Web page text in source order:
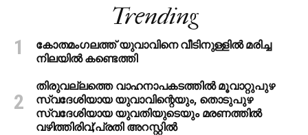
Trending
കോതമംഗലത്ത് യുവാവിനെ വീടിനുള്ളിൽ മരിച്ച
നിലയിൽ കണ്ടെത്തി
തിരുവല്ലത്തെ വാഹനാപകടത്തില്‍ മൂവാറ്റുപുഴ
സ്വദേശിയായ യുവാവിന്റെയും, തൊടുപുഴ
സ്വദേശിയായ യുവതിയുടെയും മരണത്തില്‍
വഴിത്തിരിവ്;പ്രതി അറസ്റ്റില്‍